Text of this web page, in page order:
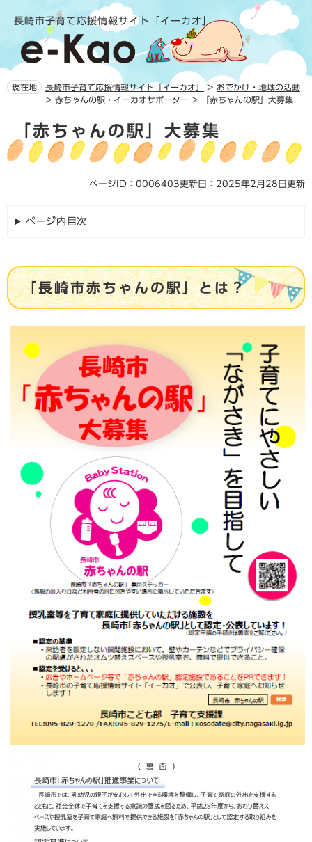
頭
で
飛
ば
文
長崎市子育て応援情報サイト「イーカオ」
現在地 長崎市子育て応援情報サイト「イーカオ」 > おでかけ・地域の活動
> 赤ちゃんの駅・イーカオサポーター > 「赤ちゃんの駅」大募集
「赤ちゃんの駅」大募集
ページID：0006403更新日：2025年2月28日更新
ページ内目次
「長崎市赤ちゃんの駅」とは？